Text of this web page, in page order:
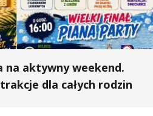
na aktywny weekend.
dla całych rodzin